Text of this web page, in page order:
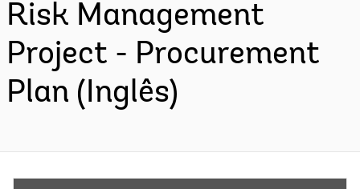
Risk Management
Project - Procurement
Plan (Inglês)